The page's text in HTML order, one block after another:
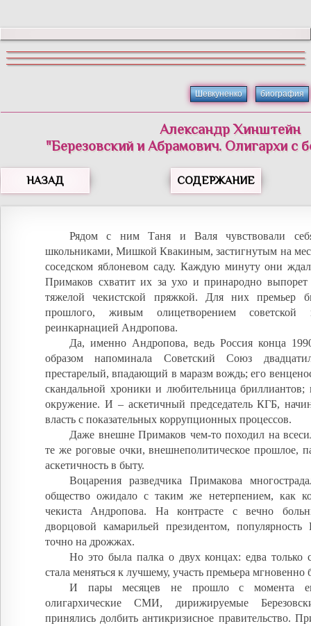
Шевкуненко биография
Александр Хинштейн
"Березовский и Абрамович. Олигархи с
НАЗАД СОДЕРЖАНИЕ
Рядом с ним Таня и Валя чувствовали
школьниками, Мишкой Квакиным, застигнутым на
соседском яблоневом саду. Каждую минуту они
Примаков схватит их за ухо и принародно
тяжелой чекистской пряжкой. Для них премьер
прошлого, живым олицетворением советской
реинкарнацией Андропова.
Да, именно Андропова, ведь Россия конца
образом напоминала Советский Союз
престарелый, впадающий в маразм вождь; его
скандальной хроники и любительница бриллиантов;
окружение. И – аскетичный председатель КГБ,
власть с показательных коррупционных процессов.
Даже внешне Примаков чем-то походил на
те же роговые очки, внешнеполитическое прошлое,
аскетичность в быту.
Воцарения разведчика Примакова
общество ожидало с таким же нетерпением, как
чекиста Андропова. На контрасте с вечно
дворцовой камарильей президентом, популярность
точно на дрожжах.
Но это была палка о двух концах: едва только
стала меняться к лучшему, участь премьера
И пары месяцев не прошло с момента
олигархические СМИ, дирижируемые
принялись долбить антикризисное правительство.